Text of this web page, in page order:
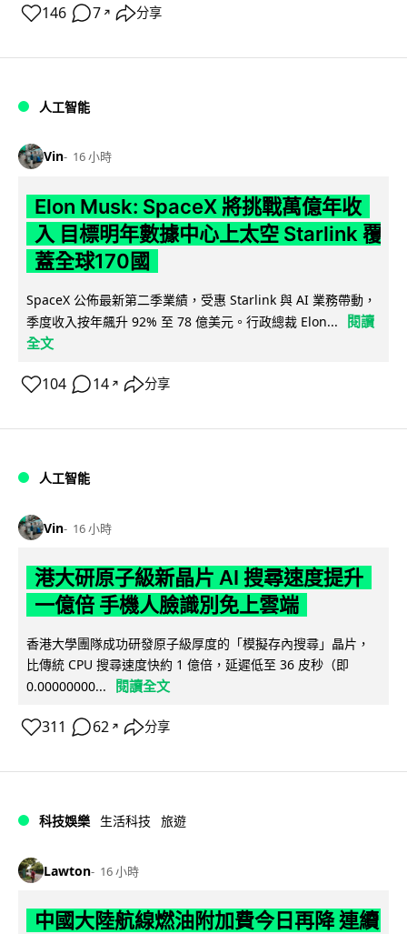
146 7 ↗ 分享
人工智能
Vin 16 小時
Elon Musk: SpaceX 將挑戰萬億年收
入 目標明年數據中心上太空 Starlink 覆
蓋全球170國
SpaceX 公佈最新第二季業績，受惠 Starlink 與 AI 業務帶動，
季度收入按年飆升 92% 至 78 億美元。行政總裁 Elon...
閱讀
全文
104 14 ↗ 分享
人工智能
Vin 16 小時
港大研原子級新晶片 AI 搜尋速度提升
一億倍 手機人臉識別免上雲端
香港大學團隊成功研發原子級厚度的「模擬存內搜尋」晶片，
比傳統 CPU 搜尋速度快約 1 億倍，延遲低至 36 皮秒（即
0.00000000...
閱讀全文
311 62 ↗ 分享
科技娛樂 生活科技 旅遊
Lawton 16 小時
中國大陸航線燃油附加費今日再降 連續